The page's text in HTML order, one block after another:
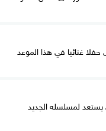
غنائيا في هذا الموعد
لمسلسله الجديد